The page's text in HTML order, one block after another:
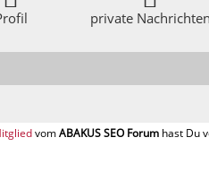
private Nachrichten